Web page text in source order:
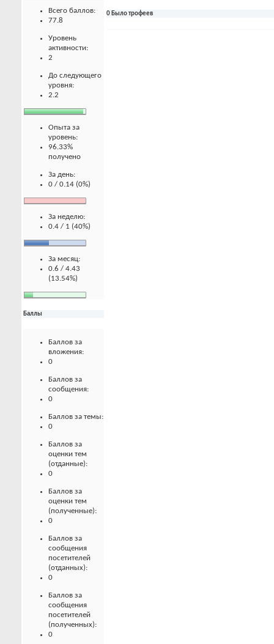
Всего баллов:
77.8
Уровень
активности:
2
До следующего
уровня:
2.2
Опыта за
уровень:
96.33%
получено
За день:
0 / 0.14 (0%)
За неделю:
0.4 / 1 (40%)
За месяц:
0.6 / 4.43
(13.54%)
Баллы
Баллов за
вложения:
0
Баллов за
сообщения:
0
Баллов за темы:
0
Баллов за
оценки тем
(отданные):
0
Баллов за
оценки тем
(полученные):
0
Баллов за
сообщения
посетителей
(отданных):
0
Баллов за
сообщения
посетителей
(полученных):
0
0 Было трофеев